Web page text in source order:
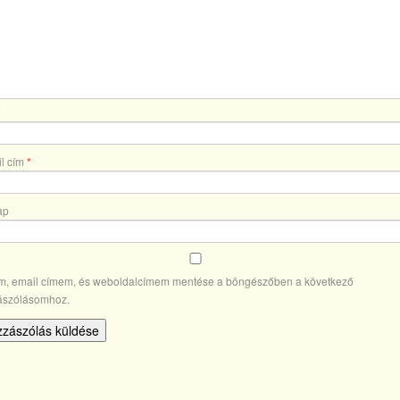
cím *
email címem, és weboldalcímem mentése a böngészőben a következő